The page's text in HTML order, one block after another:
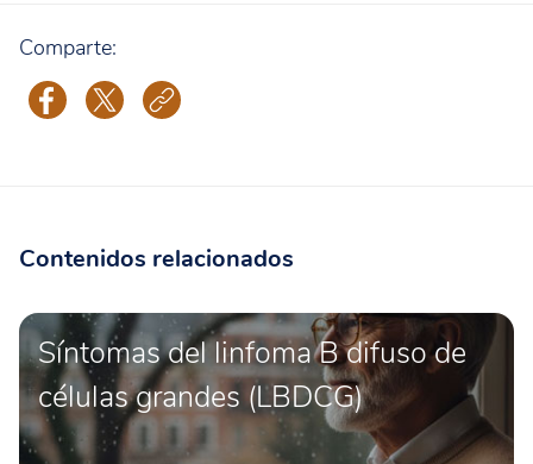
Comparte:
Contenidos relacionados
Síntomas del linfoma B difuso de
células grandes (LBDCG)